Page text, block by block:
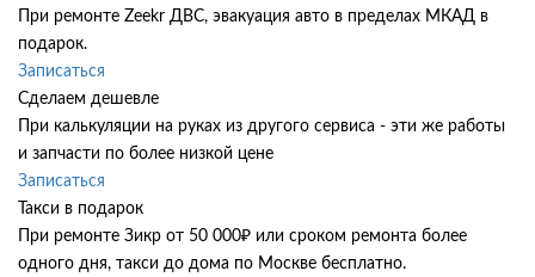
При ремонте Zeekr ДВС, эвакуация авто в пределах МКАД в
подарок.
Записаться
Сделаем дешевле
При калькуляции на руках из другого сервиса - эти же работы
и запчасти по более низкой цене
Записаться
Такси в подарок
При ремонте Зикр от 50 000₽ или сроком ремонта более
одного дня, такси до дома по Москве бесплатно.